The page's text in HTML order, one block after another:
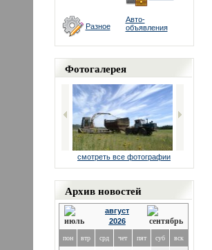
Разное
Авто-
объявления
Фотогалерея
смотреть все фотографии
Архив новостей
август
2026
пон втр срд чет пят суб вск